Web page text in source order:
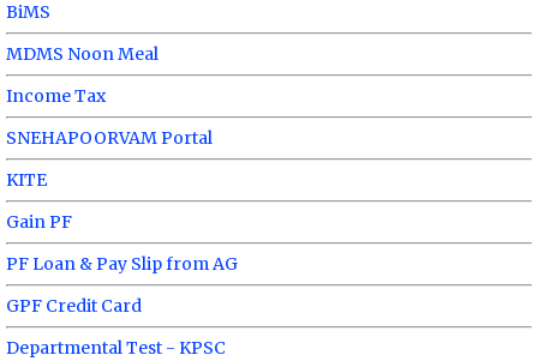
BiMS
MDMS Noon Meal
Income Tax
SNEHAPOORVAM Portal
KITE
Gain PF
PF Loan & Pay Slip from AG
GPF Credit Card
Departmental Test - KPSC